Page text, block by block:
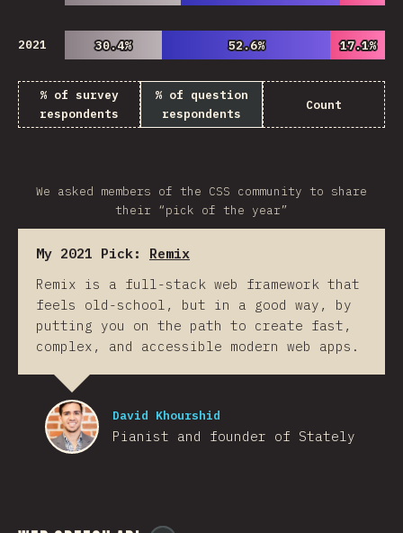
2021 30.4%
30.4% 52.6%
52.6% 17.1%
17.1%
% of survey
respondents
% of question
respondents
Count
We asked members of the CSS community to share
their “pick of the year”
My 2021 Pick: Remix
Remix is a full-stack web framework that
feels old-school, but in a good way, by
putting you on the path to create fast,
complex, and accessible modern web apps.
David Khourshid
Pianist and founder of Stately